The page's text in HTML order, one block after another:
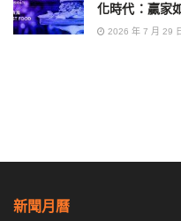
化時代：贏家
2026 年 7 月 29
新聞月曆